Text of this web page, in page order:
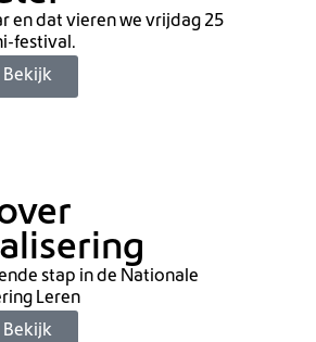
en dat vieren we vrijdag 25
festival.
Bekijk
stap in de Nationale
Leren
Bekijk